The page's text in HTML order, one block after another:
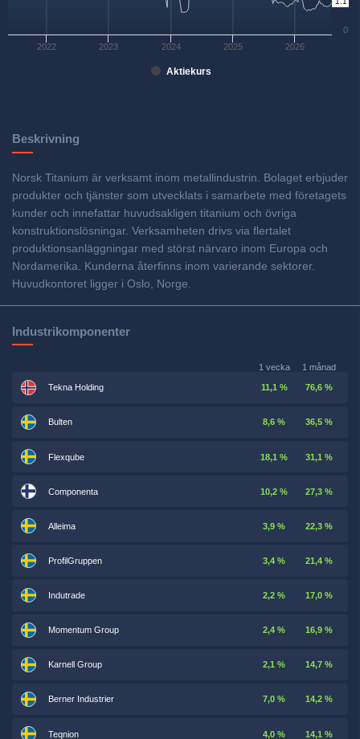
Aktiekurs
2022 2023 2024 2025 2026
0
Beskrivning
Norsk Titanium är verksamt inom metallindustrin. Bolaget erbjuder
produkter och tjänster som utvecklats i samarbete med företagets
kunder och innefattar huvudsakligen titanium och övriga
konstruktionslösningar. Verksamheten drivs via flertalet
produktionsanläggningar med störst närvaro inom Europa och
Nordamerika. Kunderna återfinns inom varierande sektorer.
Huvudkontoret ligger i Oslo, Norge.
Industrikomponenter
1 vecka 1 månad
Tekna Holding 11,1 % 76,6 %
Bulten 8,6 % 36,5 %
Flexqube 18,1 % 31,1 %
Componenta 10,2 % 27,3 %
Alleima 3,9 % 22,3 %
ProfilGruppen 3,4 % 21,4 %
Indutrade 2,2 % 17,0 %
Momentum Group 2,4 % 16,9 %
Karnell Group 2,1 % 14,7 %
Berner Industrier 7,0 % 14,2 %
Teqnion 4,0 % 14,1 %